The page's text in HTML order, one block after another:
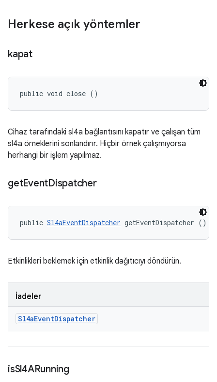
Herkese açık yöntemler
kapat
public void close ()
Cihaz tarafındaki sl4a bağlantısını kapatır ve çalışan tüm
sl4a örneklerini sonlandırır. Hiçbir örnek çalışmıyorsa
herhangi bir işlem yapılmaz.
getEventDispatcher
public Sl4aEventDispatcher getEventDispatcher ()
Etkinlikleri beklemek için etkinlik dağıtıcıyı döndürün.
İadeler
Sl4aEventDispatcher
isSl4ARunning